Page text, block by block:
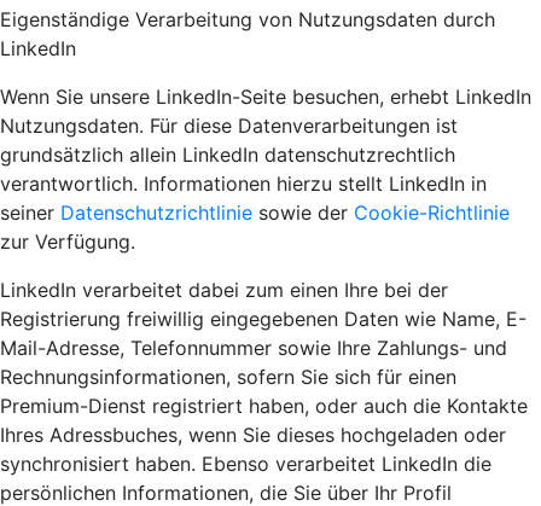
Eigenständige Verarbeitung von Nutzungsdaten durch
LinkedIn
Wenn Sie unsere LinkedIn-Seite besuchen, erhebt LinkedIn
Nutzungsdaten. Für diese Datenverarbeitungen ist
grundsätzlich allein LinkedIn datenschutzrechtlich
verantwortlich. Informationen hierzu stellt LinkedIn in
seiner Datenschutzrichtlinie sowie der Cookie-Richtlinie
zur Verfügung.
LinkedIn verarbeitet dabei zum einen Ihre bei der
Registrierung freiwillig eingegebenen Daten wie Name, E-
Mail-Adresse, Telefonnummer sowie Ihre Zahlungs- und
Rechnungsinformationen, sofern Sie sich für einen
Premium-Dienst registriert haben, oder auch die Kontakte
Ihres Adressbuches, wenn Sie dieses hochgeladen oder
synchronisiert haben. Ebenso verarbeitet LinkedIn die
persönlichen Informationen, die Sie über Ihr Profil